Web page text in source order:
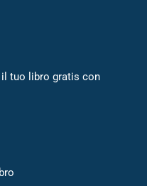
tuo libro gratis con